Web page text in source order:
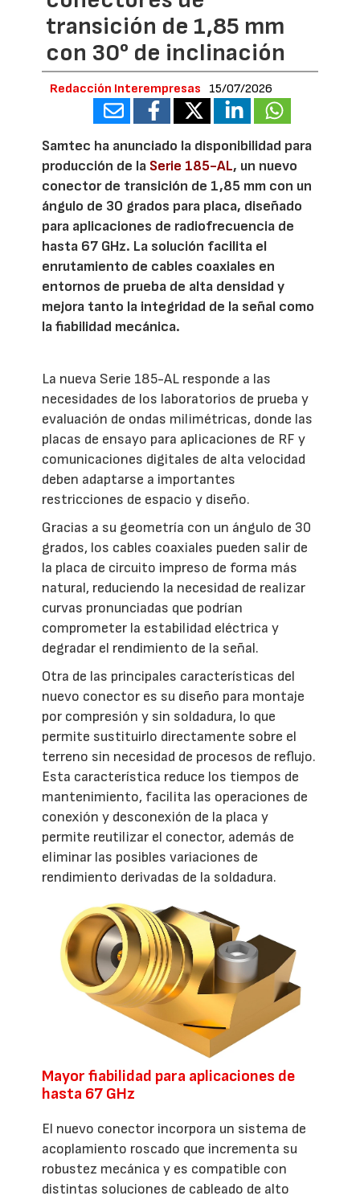
transición de 1,85 mm
con 30° de inclinación
Redacción Interempresas 15/07/2026
Samtec ha anunciado la disponibilidad para
producción de la Serie 185-AL, un nuevo
conector de transición de 1,85 mm con un
ángulo de 30 grados para placa, diseñado
para aplicaciones de radiofrecuencia de
hasta 67 GHz. La solución facilita el
enrutamiento de cables coaxiales en
entornos de prueba de alta densidad y
mejora tanto la integridad de la señal como
la fiabilidad mecánica.
La nueva Serie 185-AL responde a las
necesidades de los laboratorios de prueba y
evaluación de ondas milimétricas, donde las
placas de ensayo para aplicaciones de RF y
comunicaciones digitales de alta velocidad
deben adaptarse a importantes
restricciones de espacio y diseño.
Gracias a su geometría con un ángulo de 30
grados, los cables coaxiales pueden salir de
la placa de circuito impreso de forma más
natural, reduciendo la necesidad de realizar
curvas pronunciadas que podrían
comprometer la estabilidad eléctrica y
degradar el rendimiento de la señal.
Otra de las principales características del
nuevo conector es su diseño para montaje
por compresión y sin soldadura, lo que
permite sustituirlo directamente sobre el
terreno sin necesidad de procesos de reflujo.
Esta característica reduce los tiempos de
mantenimiento, facilita las operaciones de
conexión y desconexión de la placa y
permite reutilizar el conector, además de
eliminar las posibles variaciones de
rendimiento derivadas de la soldadura.
Mayor fiabilidad para aplicaciones de
hasta 67 GHz
El nuevo conector incorpora un sistema de
acoplamiento roscado que incrementa su
robustez mecánica y es compatible con
distintas soluciones de cableado de alto